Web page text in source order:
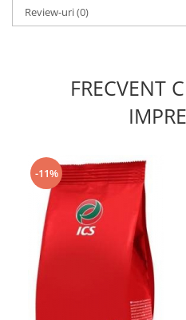
Review-uri(0)
FRECVENT
-11%